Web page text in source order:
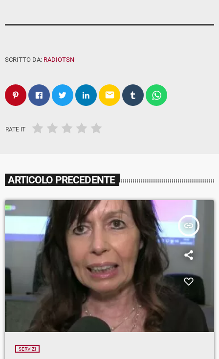
SCRITTO DA: RADIOTSN
email
RATE IT
ARTICOLO PRECEDENTE
insert_link
SERVIZI